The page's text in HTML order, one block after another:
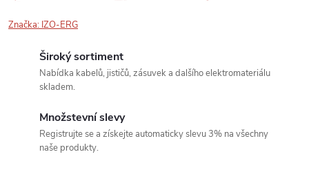
Značka: IZO-ERG
Široký sortiment
Nabídka kabelů, jističů, zásuvek a dalšího elektromateriálu
skladem.
Množstevní slevy
Registrujte se a získejte automaticky slevu 3% na všechny
naše produkty.